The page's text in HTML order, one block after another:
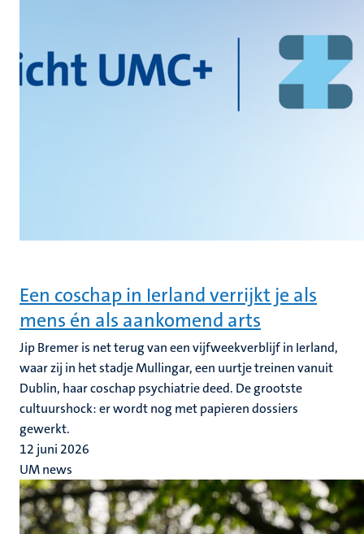
Een coschap in Ierland verrijkt je als
mens én als aankomend arts
Jip Bremer is net terug van een vijfweekverblijf in Ierland,
waar zij in het stadje Mullingar, een uurtje treinen vanuit
Dublin, haar coschap psychiatrie deed. De grootste
cultuurshock: er wordt nog met papieren dossiers
gewerkt.
12 juni 2026
UM news